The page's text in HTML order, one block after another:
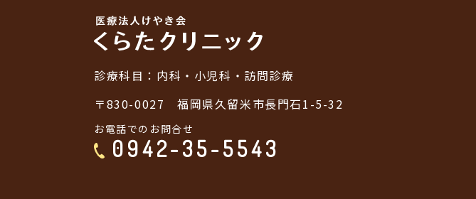
診療科目： 内科・小児科・訪問診療
〒830-0027 福岡県久留米市長門石1-5-32
お電話でのお問合せ
0942-35-5543